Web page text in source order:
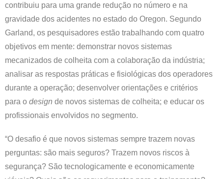
contribuiu para uma grande redução no número e na
gravidade dos acidentes no estado do Oregon. Segundo
Garland, os pesquisadores estão trabalhando com quatro
objetivos em mente: demonstrar novos sistemas
mecanizados de colheita com a colaboração da indústria;
analisar as respostas práticas e fisiológicas dos operadores
durante a operação; desenvolver orientações e critérios
para o design de novos sistemas de colheita; e educar os
profissionais envolvidos no segmento.
“O desafio é que novos sistemas sempre trazem novas
perguntas: são mais seguros? Trazem novos riscos à
segurança? São tecnologicamente e economicamente